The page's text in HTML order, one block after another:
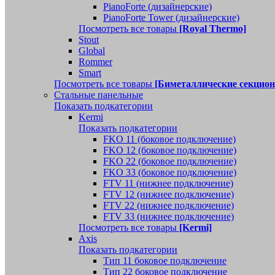
PianoForte (дизайнерские)
PianoForte Tower (дизайнерские)
Посмотреть все товары [Royal Thermo]
Stout
Global
Rommer
Smart
Посмотреть все товары [Биметаллические
Стальные панельные
Показать подкатегории
Kermi
Показать подкатегории
FKO 11 (боковое подключение)
FKO 12 (боковое подключение)
FKO 22 (боковое подключение)
FKO 33 (боковое подключение)
FTV 11 (нижнее подключение)
FTV 12 (нижнее подключение)
FTV 22 (нижнее подключение)
FTV 33 (нижнее подключение)
Посмотреть все товары [Kermi]
Axis
Показать подкатегории
Тип 11 боковое подключение
Тип 22 боковое подключение